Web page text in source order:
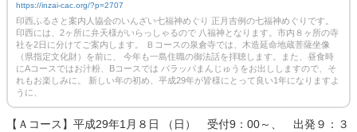
https://inzai-cac.org/?p=2707
印西ふるさと案内人協会のいんざい七福神めぐり 正月吉例の七福神めぐりです。
印西には、2ヶ所に弁天様がいらっしゃるので 八福神となります。市内８ヶ所の寺
社を2日に分けてご案内します。 Ｂコースの泉倉寺では、木造延命地蔵菩薩坐像
（県指定文化財）を前に、 今年も一島住職の御法話を拝聴します。また、昼食時
にAコースではお汁粉、Bコースでは バラッパまんじゅうをお出ししますので、そ
れもお楽しみに。 新しい年の初め、平成29年が皆様にとって良い1年になりますよ
うに、
【Ａコース】平成29年1月８日 （日） 受付9：00～、 出発９：３